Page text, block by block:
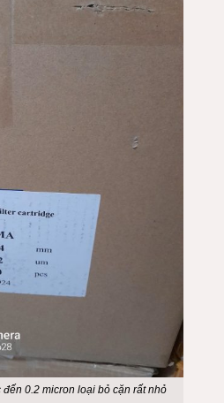
0.2 micron loại bỏ cặn rất nhỏ